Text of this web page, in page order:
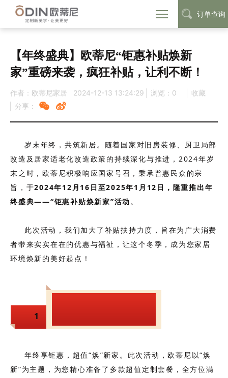
订单查询
首页> 定制动态> 品牌资讯
【年终盛典】欧蒂尼“钜惠补贴焕新
家”重磅来袭，疯狂补贴，让利不断！
作者：欧蒂尼家居 2024-12-13 13:24:29 浏览： 0
收藏
分享：
岁末年终，共筑新居。 随着国家对旧房装修、厨卫局部
改造及居家适老化改造政策的持续深化与推进，2024年岁
末之时，欧蒂尼积极响应国家号召，秉承普惠民众的宗
旨，于2024年12月16日至2025年1月12日，隆重推出年
终盛典——“钜惠补贴焕新家”活动。
此次活动，我们加大了补贴扶持力度，旨在为广大消费
者带来实实在在的优惠与福祉，让这个冬季，成为您家居
环境焕新的美好起点！
1
年终享钜惠，超值“焕”新家。 此次活动，欧蒂尼以“焕
新”为主题，为您精心准备了多款超值定制套餐，全方位满